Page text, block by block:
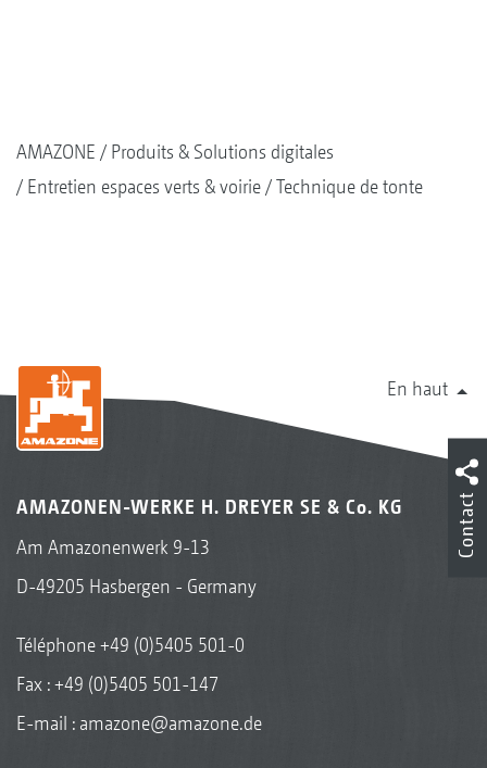
AMAZONE
Produits & Solutions digitales
Entretien espaces verts & voirie
Technique de tonte
En haut
AMAZONEN-WERKE H. DREYER SE & Co. KG
Am Amazonenwerk 9-13
D-49205 Hasbergen - Germany
Téléphone+49 (0)5405 501-0
Fax : +49 (0)5405 501-147
E-mail : amazone@amazone.de
Contact